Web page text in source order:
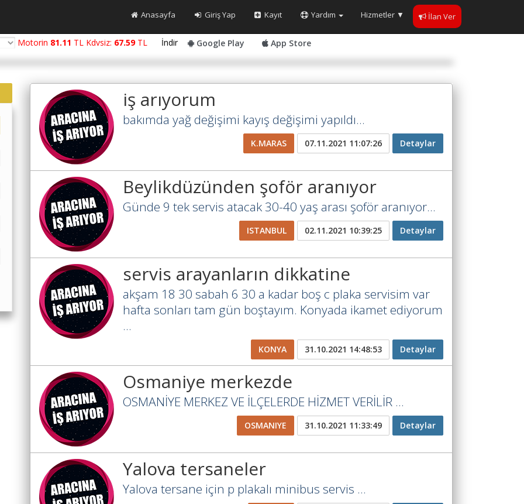
Motorin 81.11 TL Kdvsiz: 67.59TL İndir Google Play App Store
Anasayfa Giriş Yap Kayıt Yardım Hizmetler ▼ İlan Ver
iş arıyorum
bakımda yağ değişimi kayış değişimi yapıldı...
K.MARAS 07.11.2021 11:07:26 Detaylar
Beylikdüzünden şoför aranıyor
Günde 9 tek servis atacak 30-40 yaş arası şoför aranıyor...
ISTANBUL 02.11.2021 10:39:25 Detaylar
servis arayanların dikkatine
akşam 18 30 sabah 6 30 a kadar boş c plaka servisim var
hafta sonları tam gün boştayım. Konyada ikamet ediyorum
...
KONYA 31.10.2021 14:48:53 Detaylar
Osmaniye merkezde
OSMANİYE MERKEZ VE İLÇELERDE HİZMET VERİLİR ...
OSMANIYE 31.10.2021 11:33:49 Detaylar
Yalova tersaneler
Yalova tersane için p plakalı minibus servis ...